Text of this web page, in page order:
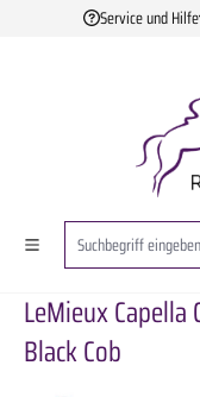
Zum Hauptinhalt springen
Service und Hilfe
LeMieux
Black Cob